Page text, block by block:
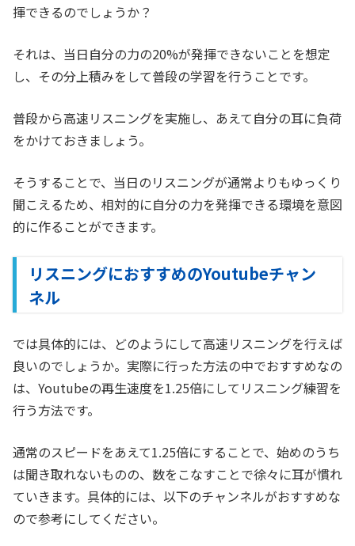
揮できるのでしょうか？
それは、当日自分の力の20%が発揮できないことを想定
し、その分上積みをして普段の学習を行うことです。
普段から高速リスニングを実施し、あえて自分の耳に負荷
をかけておきましょう。
そうすることで、当日のリスニングが通常よりもゆっくり
聞こえるため、相対的に自分の力を発揮できる環境を意図
的に作ることができます。
リスニングにおすすめのYoutubeチャン
ネル
では具体的には、どのようにして高速リスニングを行えば
良いのでしょうか。実際に行った方法の中でおすすめなの
は、Youtubeの再生速度を1.25倍にしてリスニング練習を
行う方法です。
通常のスピードをあえて1.25倍にすることで、始めのうち
は聞き取れないものの、数をこなすことで徐々に耳が慣れ
ていきます。具体的には、以下のチャンネルがおすすめな
ので参考にしてください。